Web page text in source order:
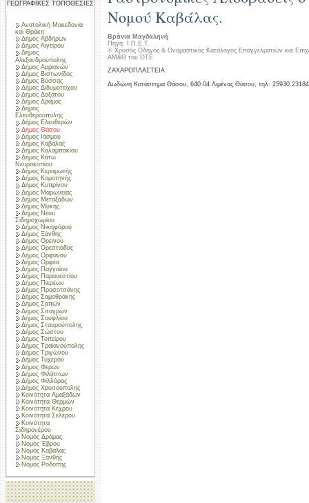
ΓΕΩΓΡΑΦΙΚΕΣ ΤΟΠΟΘΕΣΙΕΣ
Ανατολική Μακεδονία
και Θράκη
Δήμος Αβδήρων
Δήμος Αιγείρου
Δήμος
Αλεξανδρούπολης
Δήμος Αρριανών
Δήμος Βιστωνίδος
Δήμος Βύσσας
Δήμος Διδυμοτείχου
Δήμος Δοξάτου
Δήμος Δράμας
Δήμος
Ελευθερούπολης
Δήμος Ελευθερών
Δήμος Θάσου
Δήμος Ιάσμου
Δήμος Καβάλας
Δήμος Καλαμπακίου
Δήμος Κάτω
Νευροκοπίου
Δήμος Κεραμωτής
Δήμος Κομοτηνής
Δήμος Κυπρίνου
Δήμος Μαρωνείας
Δήμος Μεταξάδων
Δήμος Μύκης
Δήμος Νέου
Σιδηροχωρίου
Δήμος Νικηφόρου
Δήμος Ξάνθης
Δήμος Ορεινού
Δήμος Ορεστιάδας
Δήμος Ορφανού
Δήμος Ορφέα
Δήμος Παγγαίου
Δήμος Παρανεστίου
Δήμος Πιερέων
Δήμος Προσοτσάνης
Δήμος Σαμοθράκης
Δήμος Σαπών
Δήμος Σιταγρών
Δήμος Σουφλίου
Δήμος Σταυρούπολης
Δήμος Σώστου
Δήμος Τοπείρου
Δήμος Τραϊανούπολης
Δήμος Τριγώνου
Δήμος Τυχερού
Δήμος Φερών
Δήμος Φιλίππων
Δήμος Φιλλύρας
Δήμος Χρυσούπολης
Κοινότητα Αμαξάδων
Κοινότητα Θερμών
Κοινότητα Κέχρου
Κοινότητα Σελέρου
Κοινότητα
Σιδηρονέρου
Νομός Δράμας
Νομός Έβρου
Νομός Καβάλας
Νομός Ξάνθης
Νομός Ροδόπης
Νομού Καβάλας.
Βράνια Μαγδαληνή
Πηγή: Ι.Π.Ε.Τ.
© Χρυσός Οδηγός & Ονομαστικός Κατάλογος Επαγγελματιών και
ΑΜ&Θ του ΟΤΕ
ΖΑΧΑΡΟΠΛΑΣΤΕΙΑ
Δωδώνη Κατάστημα Θάσου, 640 04 Λιμένας Θάσου, τηλ: